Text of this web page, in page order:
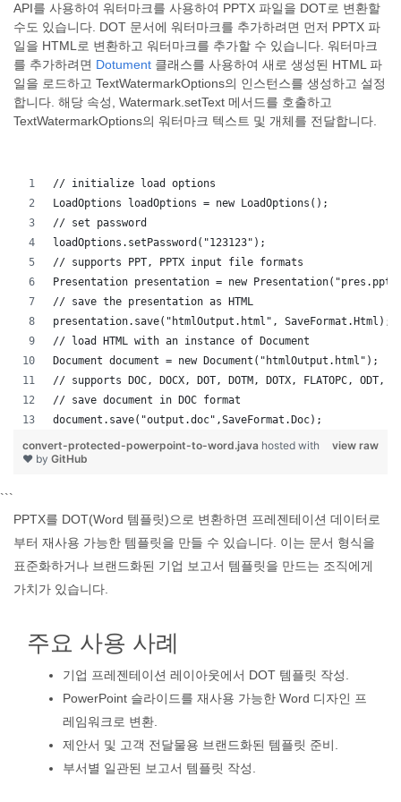
API를 사용하여 워터마크를 사용하여 PPTX 파일을 DOT로 변환할
수도 있습니다. DOT 문서에 워터마크를 추가하려면 먼저 PPTX 파
일을 HTML로 변환하고 워터마크를 추가할 수 있습니다. 워터마크
를 추가하려면 Dotument 클래스를 사용하여 새로 생성된 HTML 파
일을 로드하고 TextWatermarkOptions의 인스턴스를 생성하고 설정
합니다. 해당 속성, Watermark.setText 메서드를 호출하고
TextWatermarkOptions의 워터마크 텍스트 및 개체를 전달합니다.
// initialize load options
LoadOptions loadOptions = new LoadOptions();
// set password
loadOptions.setPassword("123123");
// supports PPT, PPTX input file formats
Presentation presentation = new
// save the presentation as HTML
presentation.save("htmlOutput.html", SaveFormat.Html);
// load HTML with an instance of Document
Document document = new Document("htmlOutput.html");
// supports DOC, DOCX, DOT, DOTM, DOTX, FLATOPC,
// save document in DOC format
document.save("output.doc",SaveFormat.Doc);
view raw
convert-protected-powerpoint-to-word.java hosted with
❤ by GitHub
```
PPTX를 DOT(Word 템플릿)으로 변환하면 프레젠테이션 데이터로
부터 재사용 가능한 템플릿을 만들 수 있습니다. 이는 문서 형식을
표준화하거나 브랜드화된 기업 보고서 템플릿을 만드는 조직에게
가치가 있습니다.
주요 사용 사례
기업 프레젠테이션 레이아웃에서 DOT 템플릿 작성.
PowerPoint 슬라이드를 재사용 가능한 Word 디자인 프
레임워크로 변환.
제안서 및 고객 전달물용 브랜드화된 템플릿 준비.
부서별 일관된 보고서 템플릿 작성.